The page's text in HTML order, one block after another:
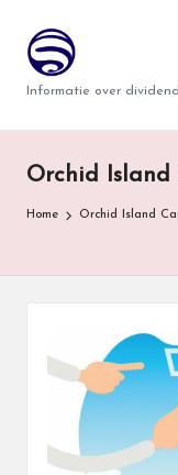
T
w
i
n
d
r
Informatie over
Orchid
Home Orchid Island